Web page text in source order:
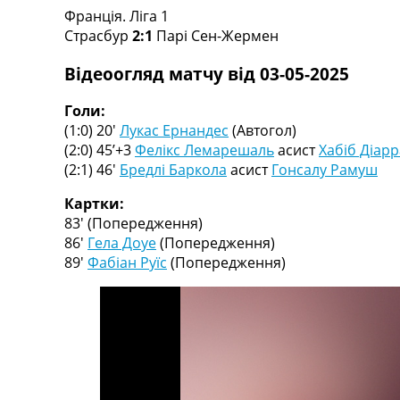
Турніри
Чемпіонат Світу
Україна. Перша Ліга
Іспанія. Ла Ліга
Ще Турніри >>>
Таблиці
Таблиця УПЛ
Перша Ліга
Таблиця АПЛ
Таблиця Ла Ліги
Франція. Ліга 1
Страсбур 2:1 Парі Сен-Жермен
Відеоогляд матчу від 03-05-2025
Голи:
(1:0) 20′ Лукас Ернандес (Автогол)
(2:0) 45’+3Фелікс ЛемарешальасистХабіб
(2:1) 46′ Бредлі Баркола асистГонсалу Рамуш
Картки:
83′ (Попередження)
86′ Гела Доуе(Попередження)
89′ Фабіан Руїс (Попередження)